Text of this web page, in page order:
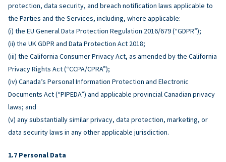
protection, data security, and breach notification laws applicable to
the Parties and the Services, including, where applicable:
(i) the EU General Data Protection Regulation 2016/679 (“GDPR”);
(ii) the UK GDPR and Data Protection Act 2018;
(iii) the California Consumer Privacy Act, as amended by the California
Privacy Rights Act (“CCPA/CPRA”);
(iv) Canada’s Personal Information Protection and Electronic
Documents Act (“PIPEDA”) and applicable provincial Canadian privacy
laws; and
(v) any substantially similar privacy, data protection, marketing, or
data security laws in any other applicable jurisdiction.
Personal Data